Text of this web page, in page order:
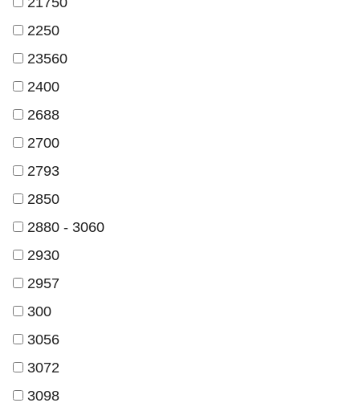
2250
23560
2400
2688
2700
2793
2850
2880 - 3060
2930
2957
300
3056
3072
3098